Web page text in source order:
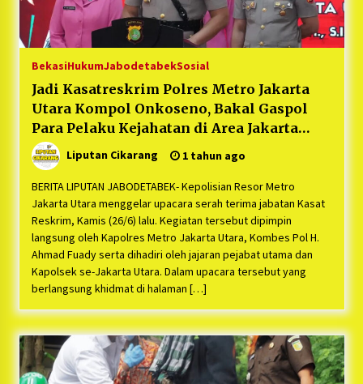
BekasiHukumJabodetabekSosial
Jadi Kasatreskrim Polres Metro Jakarta
Utara Kompol Onkoseno, Bakal Gaspol
Para Pelaku Kejahatan di Area Jakarta
Utara : “Premanisme, Pungli, dan Tawuran
Bakal di Tindak Tegas”
Liputan Cikarang 1 tahun ago
BERITA LIPUTAN JABODETABEK- Kepolisian Resor Metro
Jakarta Utara menggelar upacara serah terima jabatan Kasat
Reskrim, Kamis (26/6) lalu. Kegiatan tersebut dipimpin
langsung oleh Kapolres Metro Jakarta Utara, Kombes Pol H.
Ahmad Fuady serta dihadiri oleh jajaran pejabat utama dan
Kapolsek se-Jakarta Utara. Dalam upacara tersebut yang
berlangsung khidmat di halaman […]